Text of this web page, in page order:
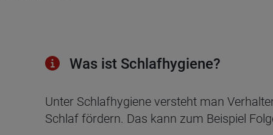
Was ist Schlaf­hy­giene?
Unter Schlafhygiene versteht man
Schlaf fördern. Das kann zum Beispiel